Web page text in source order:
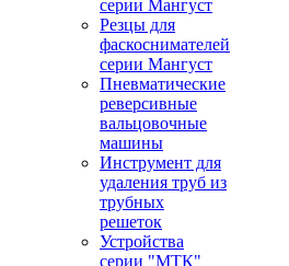
серии Мангуст
Резцы для
фаскоснимателей
серии Мангуст
Пневматические
реверсивные
вальцовочные
машины
Инструмент для
удаления труб из
трубных
решеток
Устройства
серии "МТК"